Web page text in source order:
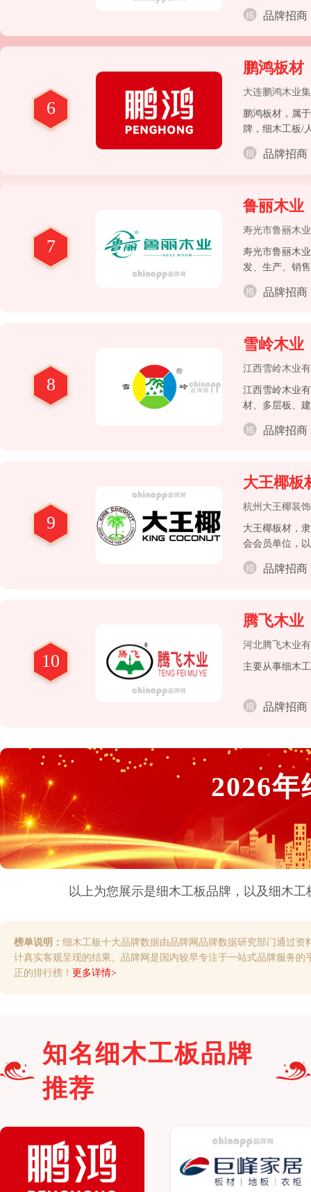
腐木、五金系
括双劲芯、免
品牌招商
6
鹏鸿板材
大连鹏鸿木业
鹏鸿板材，属
牌，细木工板/
品牌招商
7
鲁丽木业
寿光市鲁丽木
寿光市鲁丽木
发、生产、销
展于一体的高
品牌招商
8
雪岭木业
江西雪岭木业
江西雪岭木业
材、多层板、
品牌招商
9
大王椰板
杭州大王椰装
大王椰板材，
会会员单位，
品牌招商
10
腾飞木业
河北腾飞木业
主要从事细木
品牌招商
2026年
以上为您展示是细木工板品牌，以及细木工
榜单说明： 细木工板十大品牌数据由品牌网品牌数据研究部门通过
计真实客观呈现的结果。品牌网是国内较早专注于一站式品牌服务
正的排行榜！ 更多详情>
知名细木工板品牌
推荐